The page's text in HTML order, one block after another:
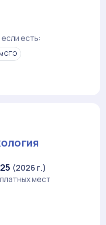
есть:
СПО
25 (2026 г.)
платных мест